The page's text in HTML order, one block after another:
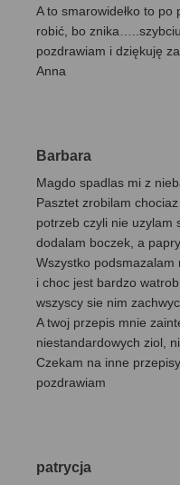
A to smarowidełko to
robić, bo
pozdrawiam i dziękuję
Anna
Barbara
Magdo spadlas mi z
Pasztet zrobilam
potrzeb czyli nie uzylam
dodalam boczek, a
Wszystko podsmazalam
i choc jest bardzo
wszyscy sie nim
A twoj przepis mnie
niestandardowych ziol,
Czekam na inne
pozdrawiam
patrycja